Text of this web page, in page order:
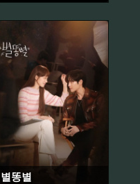
별똥별